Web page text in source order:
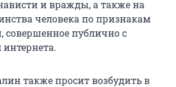
и вражды, а также на
человека по признакам
совершенное публично с
также просит возбудить в